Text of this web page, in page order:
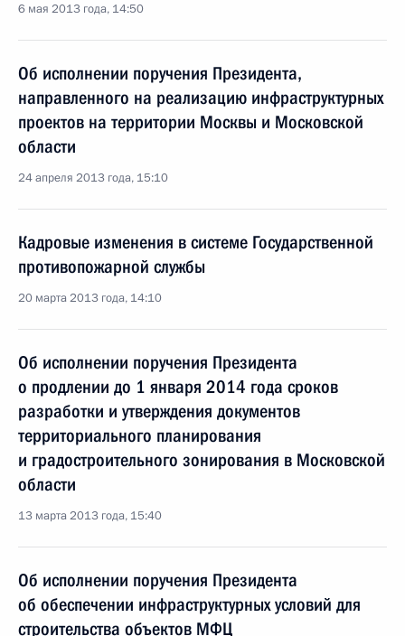
6 мая 2013 года, 14:50
Об исполнении поручения Президента,
направленного на реализацию инфраструктурных
проектов на территории Москвы и Московской
области
24 апреля 2013 года, 15:10
Кадровые изменения в системе Государственной
противопожарной службы
20 марта 2013 года, 14:10
Об исполнении поручения Президента
о продлении до 1 января 2014 года сроков
разработки и утверждения документов
территориального планирования
и градостроительного зонирования в Московской
области
13 марта 2013 года, 15:40
Об исполнении поручения Президента
об обеспечении инфраструктурных условий для
строительства объектов МФЦ